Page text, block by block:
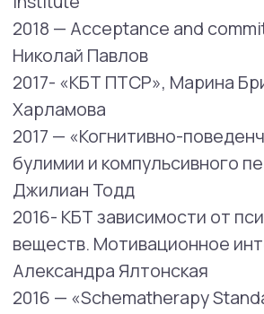
Диалектическая поведенческая терапия.
Терапия принятия и ответственности
Проблемы и запросы, с которыми
помогает специалист:
Пограничное расстройство
эмоциональная дисрегуляция
самоповреждающее и суицидальное
поведение
депрессия
тревога
ПТСР
комплексное ПТСР
булимия
компульсивное переедание